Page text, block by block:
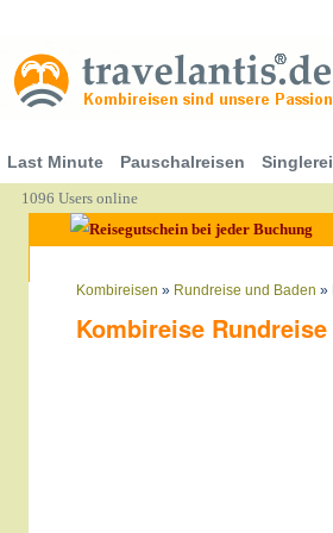
Last Minute Pauschalreisen
1096 Users online
Kombireisen » Rundreise und Baden »
Kombireise